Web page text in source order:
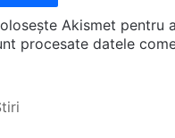
Akismet pentru
procesate datele